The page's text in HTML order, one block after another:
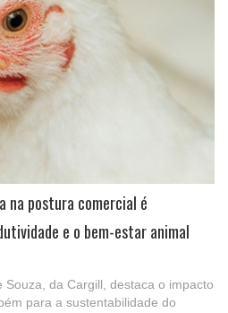
na postura comercial é
e o bem-estar animal
Souza, da Cargill, destaca o impacto
para a sustentabilidade do